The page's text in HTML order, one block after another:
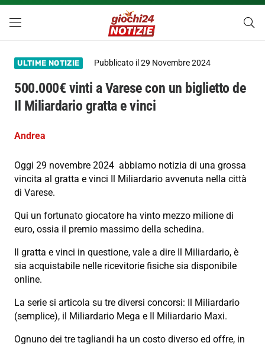
ULTIME NOTIZIE Pubblicato il29 Novembre 2024
500.000€ vinti a Varese con un biglietto de
Il Miliardario gratta e vinci
Andrea
Oggi 29 novembre 2024 abbiamo notizia di una grossa
vincita al gratta e vinci Il Miliardario avvenuta nella città
di Varese.
Qui un fortunato giocatore ha vinto mezzo milione di
euro, ossia il premio massimo della schedina.
Il gratta e vinci in questione, vale a dire Il Miliardario, è
sia acquistabile nelle ricevitorie fisiche sia disponibile
online.
La serie si articola su tre diversi concorsi: Il Miliardario
(semplice), il Miliardario Mega e Il Miliardario Maxi.
Ognuno dei tre tagliandi ha un costo diverso ed offre, in